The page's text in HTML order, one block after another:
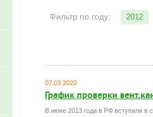
Фильтр по году: 2012
07.03.2020
График проверки
В июне 2013 года в РФ вступили в